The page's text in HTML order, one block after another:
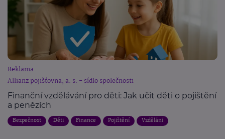
Reklama
Allianz pojišťovna, a. s. - sídlo společnosti
Finanční vzdělávání pro děti: Jak učit děti o pojištění
a penězích
Bezpečnost Děti Finance Pojištění Vzdělání